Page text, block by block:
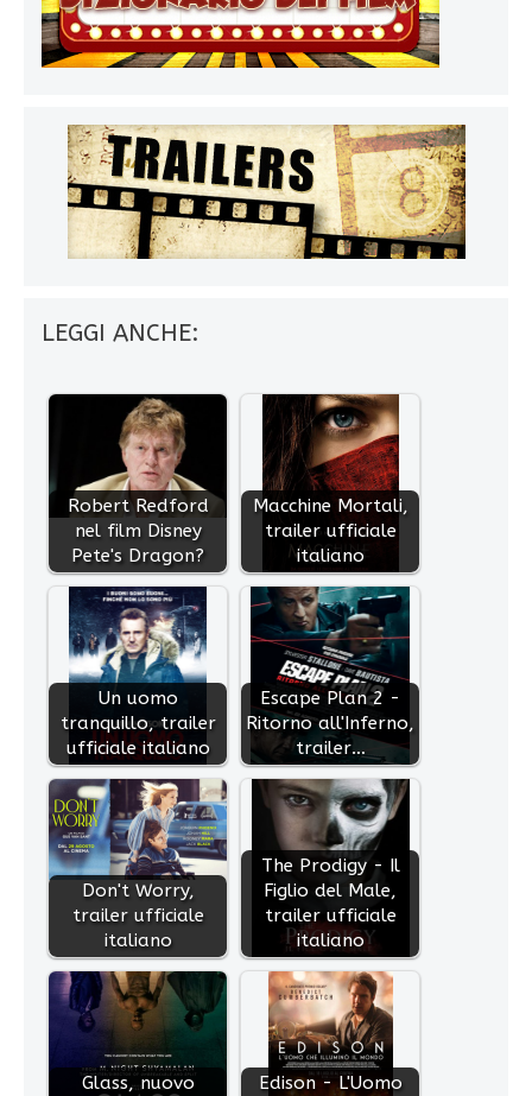
LEGGI ANCHE:
Robert Redford
nel film Disney
Pete's Dragon?
Macchine Mortali,
trailer ufficiale
italiano
Un uomo
tranquillo, trailer
ufficiale italiano
Escape Plan 2 -
Ritorno all'Inferno,
trailer…
Don't Worry,
trailer ufficiale
italiano
The Prodigy - Il
Figlio del Male,
trailer ufficiale
italiano
Glass, nuovo
Edison - L'Uomo